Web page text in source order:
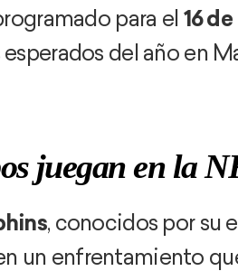
para el 16
del año en
juegan en la
, conocidos por su
un enfrentamiento